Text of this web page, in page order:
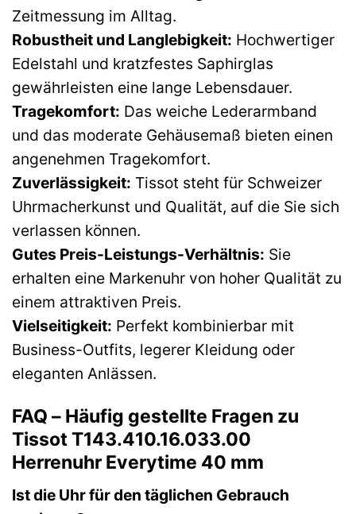
Zeitmessung im Alltag.
Robustheit und Langlebigkeit: Hochwertiger
Edelstahl und kratzfestes Saphirglas
gewährleisten eine lange Lebensdauer.
Tragekomfort: Das weiche Lederarmband
und das moderate Gehäusemaß bieten einen
angenehmen Tragekomfort.
Zuverlässigkeit: Tissot steht für Schweizer
Uhrmacherkunst und Qualität, auf die Sie sich
verlassen können.
Gutes Preis-Leistungs-Verhältnis: Sie
erhalten eine Markenuhr von hoher Qualität zu
einem attraktiven Preis.
Vielseitigkeit: Perfekt kombinierbar mit
Business-Outfits, legerer Kleidung oder
eleganten Anlässen.
FAQ – Häufig gestellte Fragen zu
Tissot T143.410.16.033.00
Herrenuhr Everytime 40 mm
Ist die Uhr für den täglichen Gebrauch